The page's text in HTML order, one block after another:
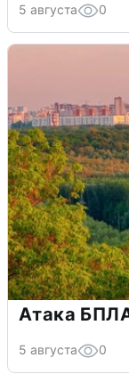
5 августа 0
Атака
5 августа 0